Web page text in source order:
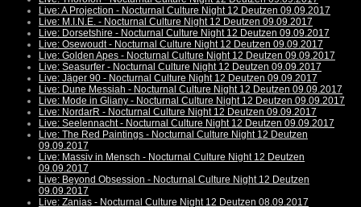
Live: A Projection - Nocturnal Culture Night 12 Deutzen 09.09.2017
Live: M.I.N.E. - Nocturnal Culture Night 12 Deutzen 09.09.2017
Live: Dorsetshire - Nocturnal Culture Night 12 Deutzen 09.09.2017
Live: Osewoudt - Nocturnal Culture Night 12 Deutzen 09.09.2017
Live: Golden Apes - Nocturnal Culture Night 12 Deutzen 09.09.2017
Live: Seasurfer - Nocturnal Culture Night 12 Deutzen 09.09.2017
Live: Jäger 90 - Nocturnal Culture Night 12 Deutzen 09.09.2017
Live: Dune Messiah - Nocturnal Culture Night 12 Deutzen 09.09.2017
Live: Mode in Gliany - Nocturnal Culture Night 12 Deutzen 09.09.2017
Live: NordarR - Nocturnal Culture Night 12 Deutzen 09.09.2017
Live: Seelennacht - Nocturnal Culture Night 12 Deutzen 09.09.2017
Live: The Red Paintings - Nocturnal Culture Night 12 Deutzen
09.09.2017
Live: Massiv in Mensch - Nocturnal Culture Night 12 Deutzen
09.09.2017
Live: Beyond Obsession - Nocturnal Culture Night 12 Deutzen
09.09.2017
Live: Zanias - Nocturnal Culture Night 12 Deutzen 08.09.2017